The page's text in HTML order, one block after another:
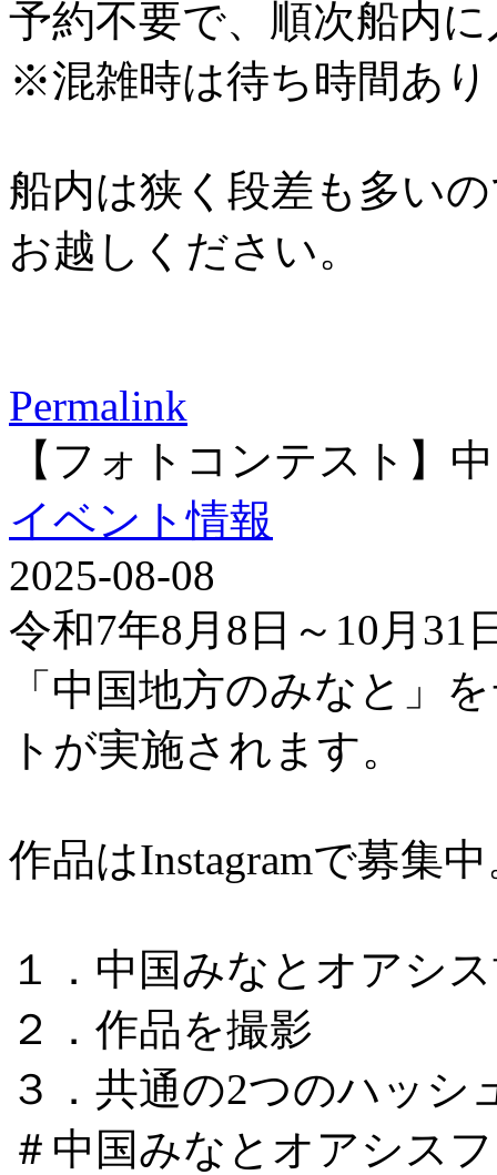
予約不要で、順次船内
※混雑時は待ち時間あり
船内は狭く段差も多い
お越しください。
Permalink
【フォトコンテスト】
イベント情報
2025-08-08
令和7年8月8日～10月31
「中国地方のみなと」
トが実施されます。
作品はInstagramで募集
１．中国みなとオアシ
２．作品を撮影
３．共通の2つのハッシ
＃中国みなとオアシス